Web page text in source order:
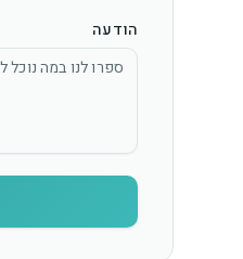
הודעה